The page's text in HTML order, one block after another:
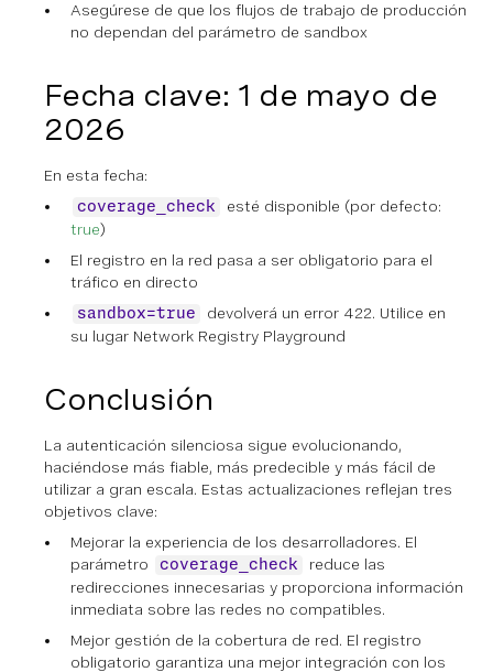
Asegúrese de que los flujos de trabajo de producción
no dependan del parámetro de sandbox
Fecha clave: 1 de mayo de
2026
En esta fecha:
coverage_check
esté disponible (por defecto:
true)
El registro en la red pasa a ser obligatorio para el
tráfico en directo
sandbox=true
devolverá un error 422. Utilice en
su lugar Network Registry Playground
Conclusión
La autenticación silenciosa sigue evolucionando,
haciéndose más fiable, más predecible y más fácil de
utilizar a gran escala. Estas actualizaciones reflejan tres
objetivos clave:
Mejorar la experiencia de los desarrolladores. El
parámetro
coverage_check
reduce las
redirecciones innecesarias y proporciona información
inmediata sobre las redes no compatibles.
Mejor gestión de la cobertura de red. El registro
obligatorio garantiza una mejor integración con los